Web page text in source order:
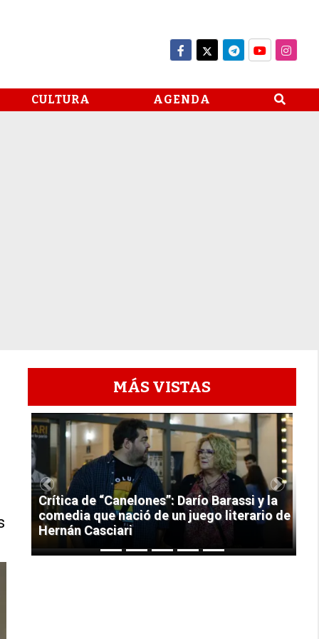
CULTURA AGENDA
MÁS VISTAS
1
Crítica de “Canelones”: Darío Barassi y la
comedia que nació de un juego literario de
Hernán Casciari
Previous Next